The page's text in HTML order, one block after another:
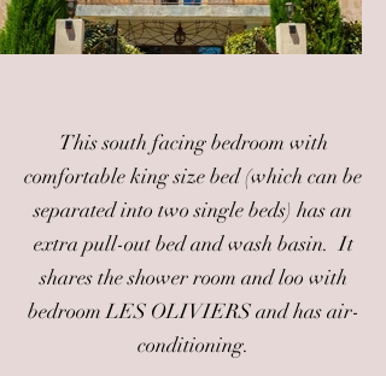
This south facing bedroom with
comfortable king size bed (which can be
separated into two single beds) has an
extra pull-out bed and wash basin. It
shares the shower room and loo with
bedroom LES OLIVIERS and has air-
conditioning.